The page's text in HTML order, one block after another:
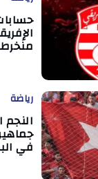
رياضة
في